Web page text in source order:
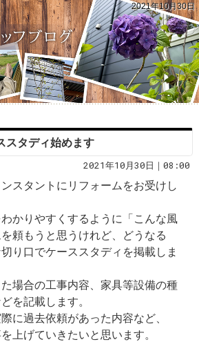
2021年10月30日
スタディ始めます
2021年10月30日｜08:00
スタントにリフォームをお受けし
かりやすくするように「こんな風
頼もうと思うけれど、どうなる
り口でケーススタディを掲載しま
場合の工事内容、家具等設備の種
を記載します。
に過去依頼があった内容など、
上げていきたいと思います。